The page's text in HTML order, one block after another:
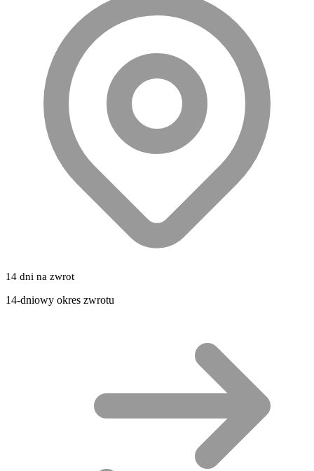
14 dni na zwrot
14-dniowy okres zwrotu